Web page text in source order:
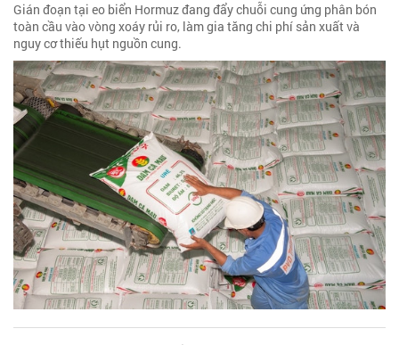
Gián đoạn tại eo biển Hormuz đang đẩy chuỗi cung ứng phân bón
toàn cầu vào vòng xoáy rủi ro, làm gia tăng chi phí sản xuất và
nguy cơ thiếu hụt nguồn cung.